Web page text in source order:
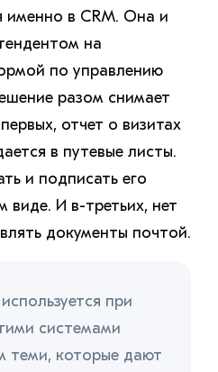
именно в CRM. Она и
на
по управлению
разом снимает
отчет о визитах
в путевые листы.
и подписать его
И в-третьих, нет
документы почтой.
при
системами
теми, которые дают